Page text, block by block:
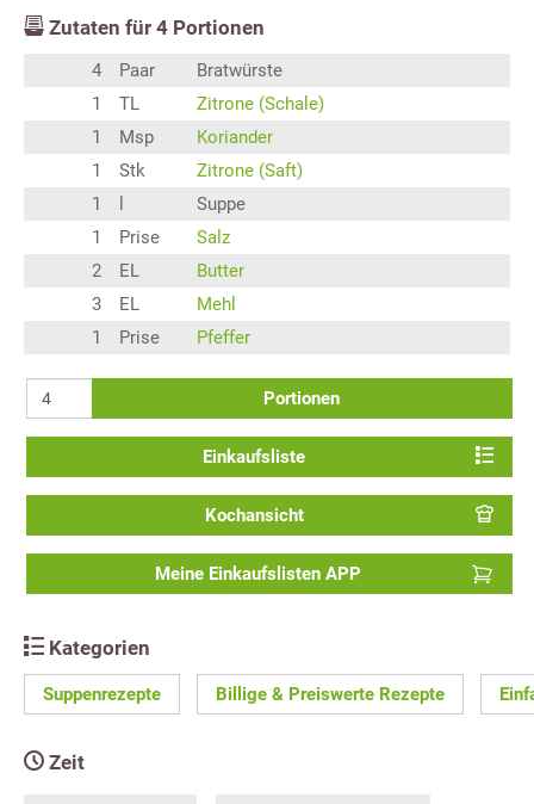
Zutaten für 4 Portionen
4 Paar
Bratwürste
1
TL
Zitrone (Schale)
1
Msp
Koriander
1
Stk
Zitrone (Saft)
1
Suppe
1
Prise
Salz
2
EL
Butter
3
EL
Mehl
1
Prise Pfeffer
Portionen
Einkaufsliste
Kochansicht
Meine Einkaufslisten APP
Kategorien
Suppenrezepte Billige & Preiswerte Rezepte
Zeit